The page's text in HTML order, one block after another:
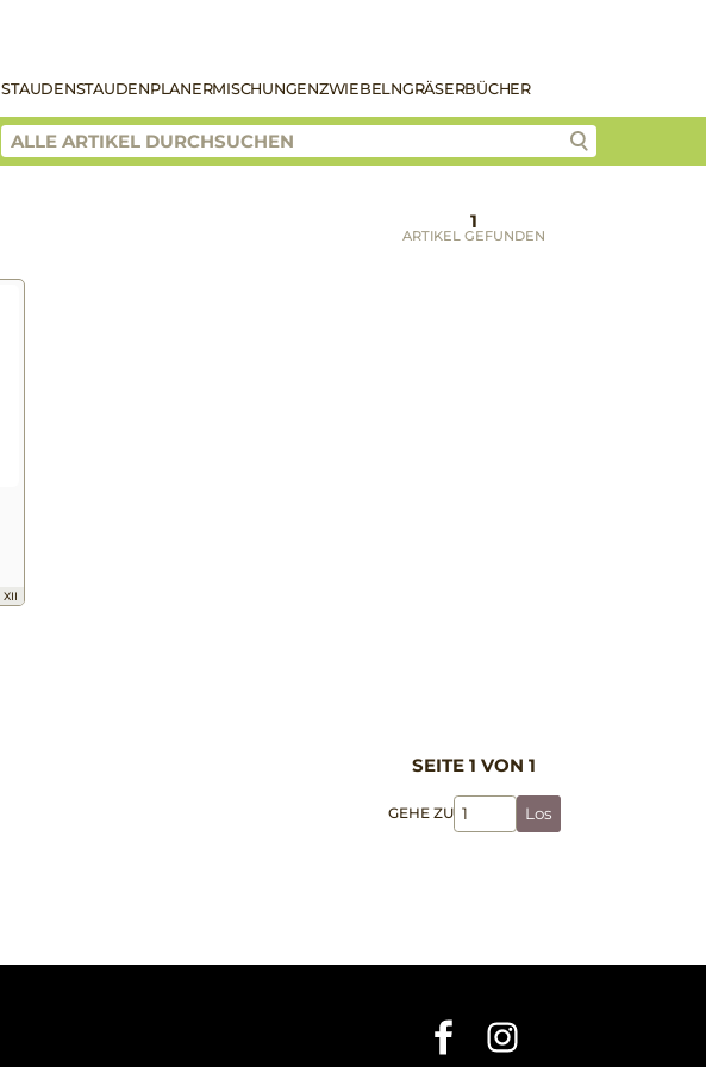
STAUDENSTAUDENPLANERMISCHUNGENZWIEBELNGRÄSERBÜCHER
1
ARTIKEL GEFUNDEN
XII
SEITE 1 VON 1
GEHE ZU Los